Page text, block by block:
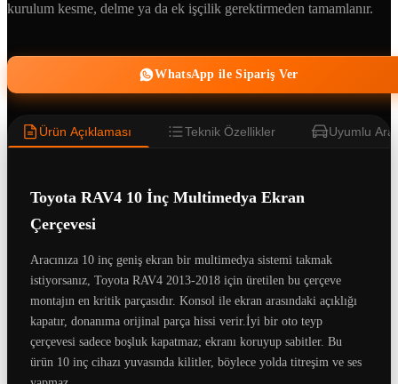
kurulum kesme, delme ya da ek işçilik gerektirmeden tamamlanır.
WhatsApp ile Sipariş Ver
Ürün Açıklaması Teknik Özellikler Uyumlu
Toyota RAV4 10 İnç Multimedya Ekran
Çerçevesi
Aracınıza 10 inç geniş ekran bir multimedya sistemi takmak
istiyorsanız, Toyota RAV4 2013-2018 için üretilen bu çerçeve
montajın en kritik parçasıdır. Konsol ile ekran arasındaki açıklığı
kapatır, donanıma orijinal parça hissi verir.İyi bir oto teyp
çerçevesi sadece boşluk kapatmaz; ekranı koruyup sabitler. Bu
ürün 10 inç cihazı yuvasında kilitler, böylece yolda titreşim ve ses